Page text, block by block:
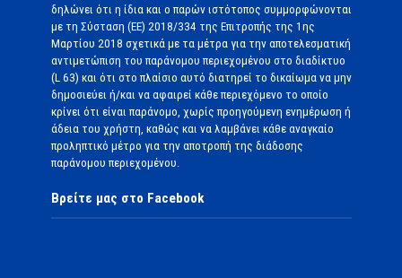
δηλώνει ότι η ίδια και ο παρών ιστότοπος συμμορφώνονται
με τη Σύσταση (ΕΕ) 2018/334 της Επιτροπής της 1ης
Μαρτίου 2018 σχετικά με τα μέτρα για την αποτελεσματική
αντιμετώπιση του παράνομου περιεχομένου στο διαδίκτυο
(L 63) και ότι στο πλαίσιο αυτό διατηρεί το δικαίωμα να μην
δημοσιεύει ή/και να αφαιρεί κάθε περιεχόμενο το οποίο
κρίνει ότι είναι παράνομο, χωρίς προηγούμενη ενημέρωση ή
άδεια του χρήστη, καθώς και να λαμβάνει κάθε αναγκαίο
προληπτικό μέτρο για την αποτροπή της διάδοσης
παράνομου περιεχομένου.
Βρείτε μας στο Facebook